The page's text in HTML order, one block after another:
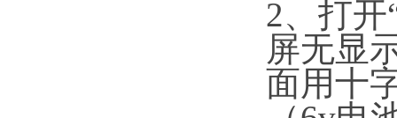
2、打
屏无显
面用十